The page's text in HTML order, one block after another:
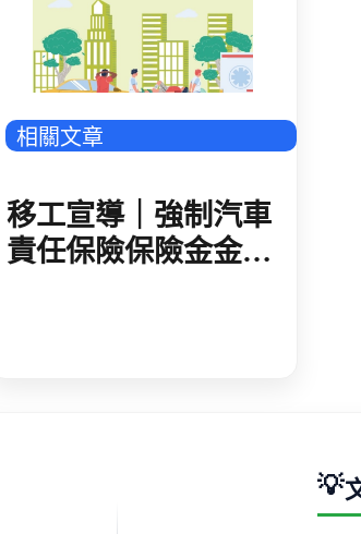
相關文章
移工宣導｜強制汽車
責任保險保險金金額
💡